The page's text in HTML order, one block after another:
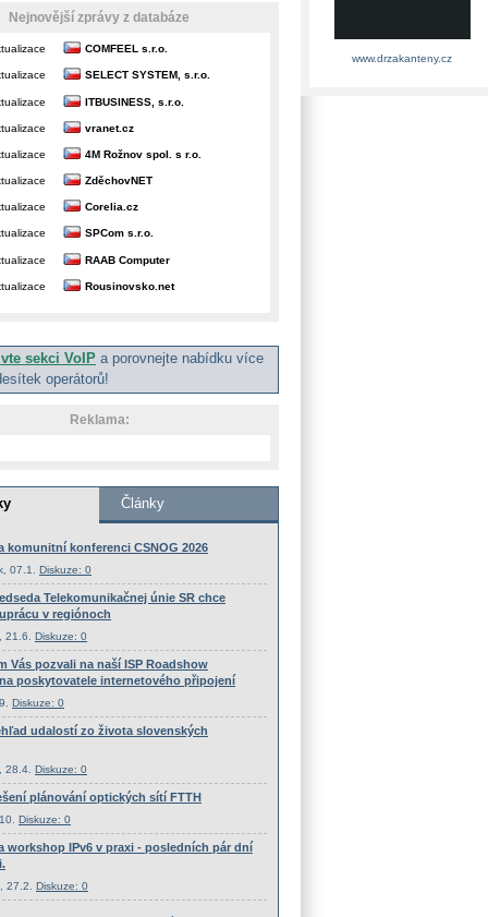
Nejnovější zprávy z databáze
COMFEEL s.r.o.
SELECT SYSTEM, s.r.o.
ITBUSINESS, s.r.o.
vranet.cz
4M Rožnov spol. s r.o.
ZděchovNET
Corelia.cz
SPCom s.r.o.
RAAB Computer
Rousinovsko.net
sekci VoIP a porovnejte nabídku více
operátorů!
Reklama:
www.drzakanteny.cz